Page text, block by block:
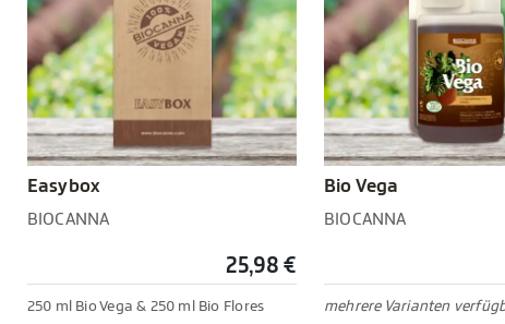
Easybox
BIOCANNA
25,98 €
250 ml Bio Vega & 250 ml Bio Flores
Bio Vega
BIOCANNA
mehrere Varianten